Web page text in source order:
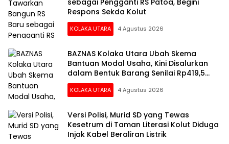
Respons Sekda Kolut
KOLAKA UTARA 4 Agustus 2026
BAZNAS Kolaka Utara Ubah Skema
Bantuan Modal Usaha, Kini Disalurkan
dalam Bentuk Barang Senilai Rp419,5
Juta
KOLAKA UTARA 4 Agustus 2026
Versi Polisi, Murid SD yang Tewas
Kesetrum di Taman Literasi Kolut Diduga
Injak Kabel Beraliran Listrik